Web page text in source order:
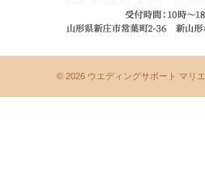
© 2026 ウエディングサポート マリ